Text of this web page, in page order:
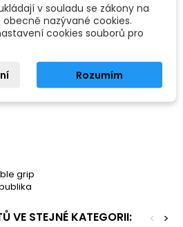
hikorové paličky
vyráběné z nejlepšího Premium
zpevňující a protiskluzovou
grip
VE STEJNÉ KATEGORII: >
<
v souladu se zákony na
nazývané cookies.
cookies souborů pro
Rozumím